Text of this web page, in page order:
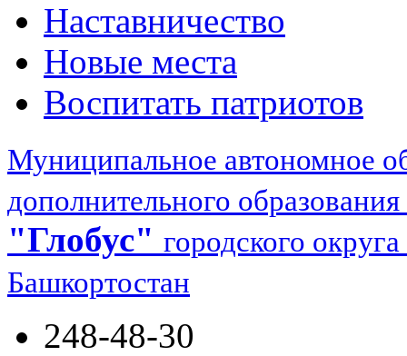
Наставничество
Новые места
Воспитать патриотов
Муниципальное автономное
дополнительного образования
"Глобус" городского
Башкортостан
248-48-30